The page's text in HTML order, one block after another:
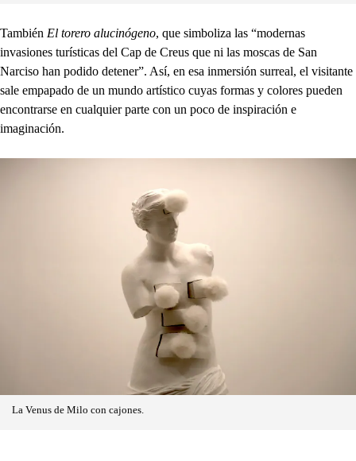
También El torero alucinógeno, que simboliza las “modernas
invasiones turísticas del Cap de Creus que ni las moscas de San
Narciso han podido detener”. Así, en esa inmersión surreal, el visitante
sale empapado de un mundo artístico cuyas formas y colores pueden
encontrarse en cualquier parte con un poco de inspiración e
imaginación.
La Venus de Milo con cajones.